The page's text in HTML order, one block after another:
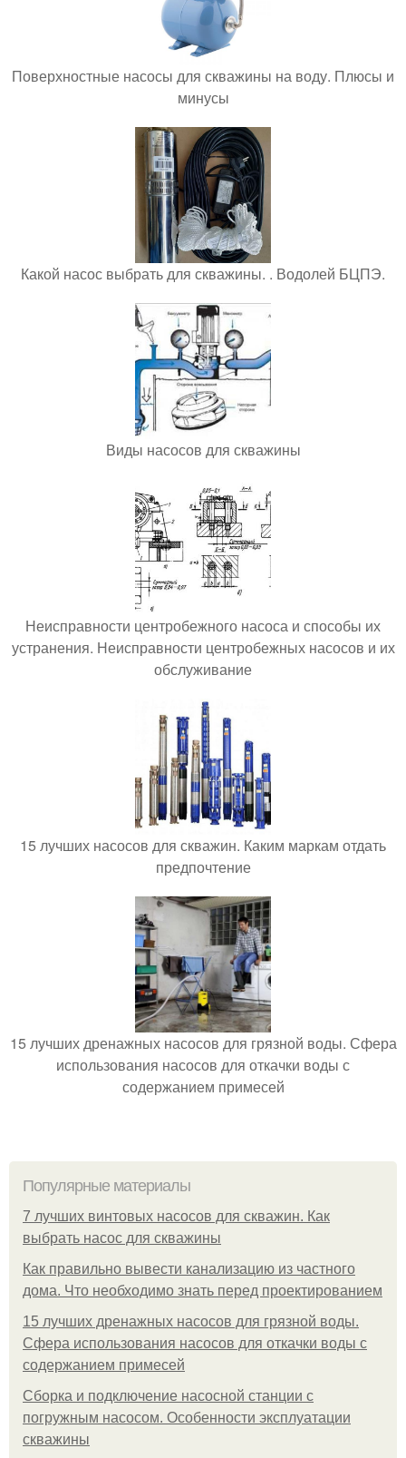
Поверхностные насосы для скважины на воду. Плюсы и
минусы
Какой насос выбрать для скважины. . Водолей БЦПЭ.
Виды насосов для скважины
Неисправности центробежного насоса и способы их
устранения. Неисправности центробежных насосов и их
обслуживание
15 лучших насосов для скважин. Каким маркам отдать
предпочтение
15 лучших дренажных насосов для грязной воды. Сфера
использования насосов для откачки воды с
содержанием примесей
Популярные материалы
7 лучших винтовых насосов для скважин. Как
выбрать насос для скважины
Как правильно вывести канализацию из частного
дома. Что необходимо знать перед проектированием
15 лучших дренажных насосов для грязной воды.
Сфера использования насосов для откачки воды с
содержанием примесей
Сборка и подключение насосной станции с
погружным насосом. Особенности эксплуатации
скважины